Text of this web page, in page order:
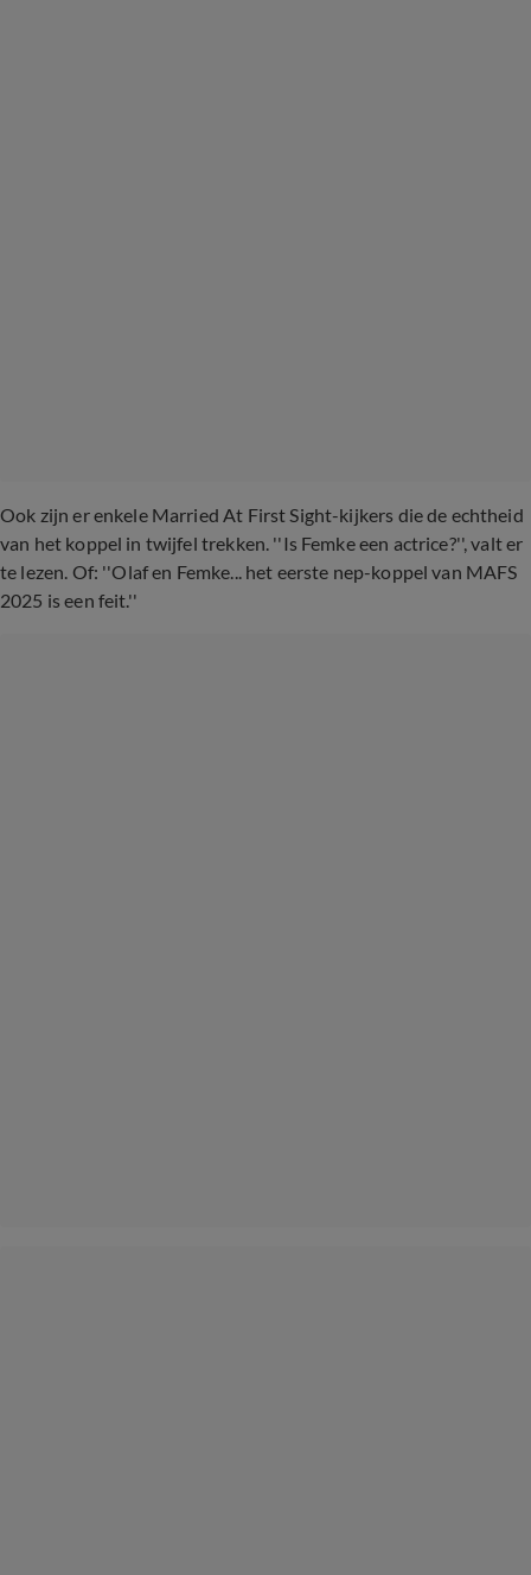
Ook zijn er enkele Married At First Sight-kijkers die de echtheid
van het koppel in twijfel trekken. ''Is Femke een actrice?'', valt er
te lezen. Of: ''Olaf en Femke... het eerste nep-koppel van MAFS
2025 is een feit.''